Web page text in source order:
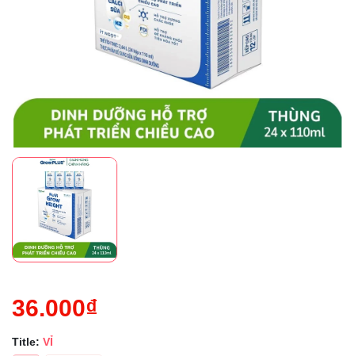
36.000₫
Title: VỈ
Mã giảm giá:
Ngày hết hạn: